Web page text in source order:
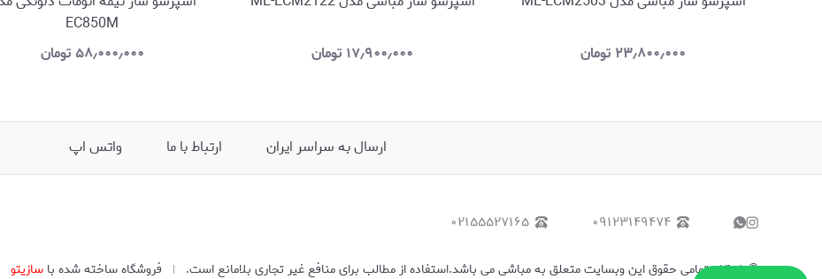
۲۳٫۸۰۰٫۰۰۰ تومان ۱۷٫۹۰۰٫۰۰۰ تومان
EC850M
۵۸٫۰۰۰٫۰۰۰تومان
ارسال به سراسر ایران ارتباط با ما واتس اپ
۰۹۱۲۳۱۴۹۴۷۴ ۰۲۱۵۵۵۲۷۱۶۵
©۱۴۰۵-تمامی حقوق این وبسایت متعلق به مباشی می باشد.استفاده از مطالب برای منافع غیر تجاری بلامانع است. فروشگاه ساخته شده با سازیتو